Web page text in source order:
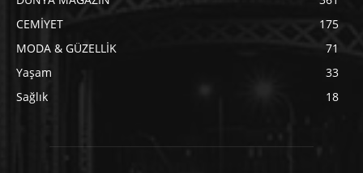
CEMİYET
175
MODA & GÜZELLİK
71
Yaşam
33
Sağlık
18